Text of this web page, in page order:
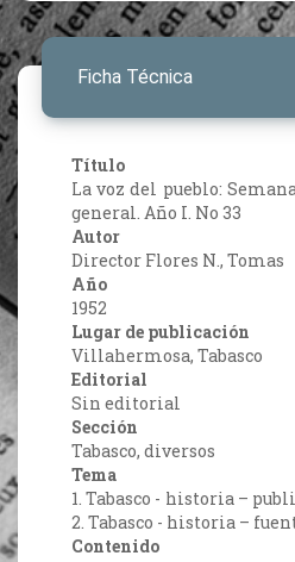
Ficha Técnica
Título
La voz del pueblo:
general. Año I. No 33
Autor
Director Flores N., Tomas
Año
1952
Lugar de publicación
Villahermosa, Tabasco
Editorial
Sin editorial
Sección
Tabasco, diversos
Tema
1. Tabasco - historia –
2. Tabasco - historia –
Contenido